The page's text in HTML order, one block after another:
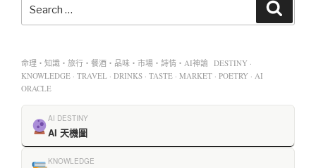
命理・知識・旅行・餐酒・品味・市場・詩情・AI神諭 DESTINY ·
KNOWLEDGE · TRAVEL · DRINKS · TASTE · MARKET · POETRY · AI
ORACLE
AI DESTINY
AI 天機圖
KNOWLEDGE